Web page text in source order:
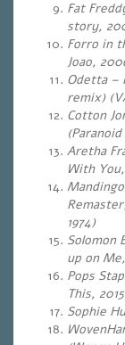
Fat
story,
Forro in
Joao,
Odetta –
remix)
Cotton
Aretha
With
1974)
Solomon
up on
Pops
This,
Sophie